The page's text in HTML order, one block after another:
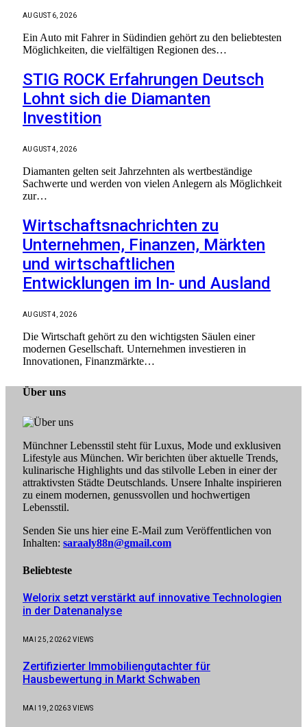
AUGUST 6, 2026
Ein Auto mit Fahrer in Südindien gehört zu den beliebtesten
Möglichkeiten, die vielfältigen Regionen des…
STIG ROCK Erfahrungen Deutsch
Lohnt sich die Diamanten
Investition
AUGUST 4, 2026
Diamanten gelten seit Jahrzehnten als wertbeständige
Sachwerte und werden von vielen Anlegern als Möglichkeit
zur…
Wirtschaftsnachrichten zu
Unternehmen, Finanzen, Märkten
und wirtschaftlichen
Entwicklungen im In- und Ausland
AUGUST 4, 2026
Die Wirtschaft gehört zu den wichtigsten Säulen einer
modernen Gesellschaft. Unternehmen investieren in
Innovationen, Finanzmärkte…
Über uns
Münchner Lebensstil steht für Luxus, Mode und exklusiven
Lifestyle aus München. Wir berichten über aktuelle Trends,
kulinarische Highlights und das stilvolle Leben in einer der
attraktivsten Städte Deutschlands. Unsere Inhalte inspirieren
zu einem modernen, genussvollen und hochwertigen
Lebensstil.
Senden Sie uns hier eine E-Mail zum Veröffentlichen von
Inhalten: saraaly88n@gmail.com
Beliebteste
Welorix setzt verstärkt auf innovative Technologien
in der Datenanalyse
MAI 25, 20262VIEWS
Zertifizierter Immobiliengutachter für
Hausbewertung in Markt Schwaben
MAI 19, 20263VIEWS